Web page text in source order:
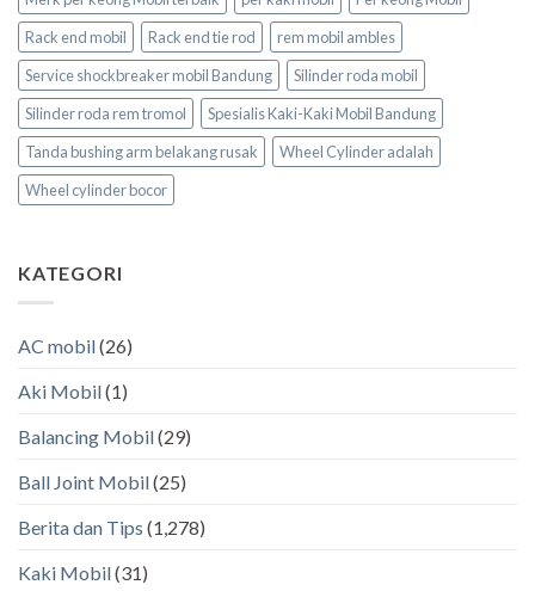
Rack end mobil
Rack end tie rod
rem mobil ambles
Service shockbreaker mobil Bandung
Silinder roda mobil
Silinder roda rem tromol
Spesialis Kaki-Kaki Mobil Bandung
Tanda bushing arm belakang rusak
Wheel Cylinder adalah
Wheel cylinder bocor
KATEGORI
AC mobil(26)
Aki Mobil(1)
Balancing Mobil(29)
Ball Joint Mobil(25)
Berita dan Tips (1,278)
Kaki Mobil(31)